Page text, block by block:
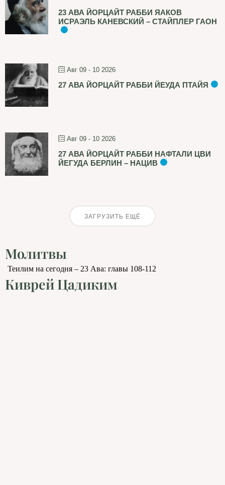
23 АВА ЙОРЦАЙТ РАББИ ЯАКОВ
ИСРАЭЛЬ КАНЕВСКИЙ – СТАЙПЛЕР ГАОН
Авг 09 - 10 2026
27 АВА ЙОРЦАЙТ РАББИ ЙЕУДА ПТАЙЯ
Авг 09 - 10 2026
27 АВА ЙОРЦАЙТ РАББИ НАФТАЛИ ЦВИ
ЙЕГУДА БЕРЛИН – НАЦИВ
ЗАГРУЗИТЬ ЕЩЁ
Молитвы
Теилим на сегодня – 23 Ава: главы 108-112
Киврей Цадиким